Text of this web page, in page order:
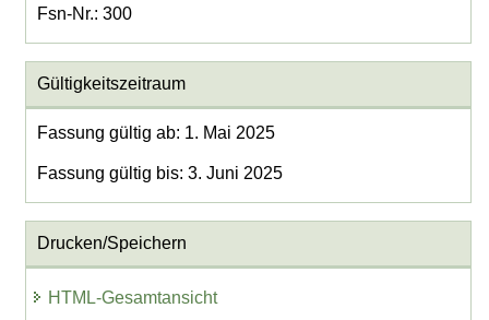
Fsn-Nr.: 300
Gültigkeitszeitraum
Fassung gültig ab: 1. Mai 2025
Fassung gültig bis: 3. Juni 2025
Drucken/Speichern
HTML-Gesamtansicht